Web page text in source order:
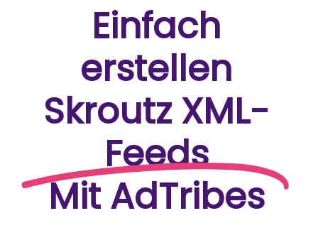
Einfach
erstellen
Skroutz XML-
Feeds
Mit AdTribes